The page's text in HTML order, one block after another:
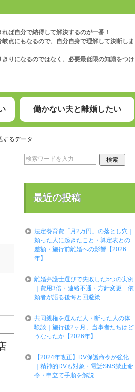
ば自分で納得して解決するのが一番！
点にもなるので、自分自身で理解して決断しま
りになるのではなく、必要最低限の知識をつけ
働かない夫と離婚したい
るデータ
最近の投稿
法定養育費「月2万円」の落とし穴｜
頼った人に起きたこと・算定表との
差額・施行前離婚への影響【2026
年】
離婚弁護士選びで失敗した5つの実例
｜費用3倍・連絡不通・方針変更…依
頼者が語る後悔と回避策
共同親権を選んだ人・断った人の体
験談｜施行後2ヶ月、当事者たちはど
うなったか【2026年】
【2024年改正】DV保護命令が強化
｜精神的DVも対象・電話SNS禁止命
令・申立て手順を解説